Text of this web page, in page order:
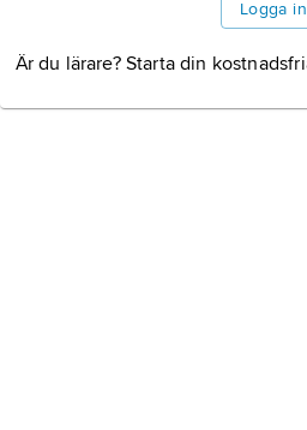
Logga in
Är du lärare? Starta din